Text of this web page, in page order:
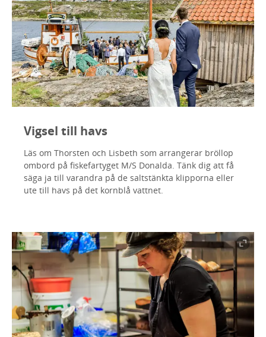
Vigsel till havs
Läs om Thorsten och Lisbeth som arrangerar bröllop
ombord på fiskefartyget M/S Donalda. Tänk dig att få
säga ja till varandra på de saltstänkta klipporna eller
ute till havs på det kornblå vattnet.